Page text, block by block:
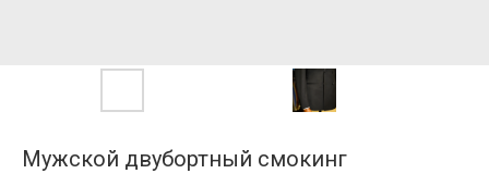
Мужской двубортный смокинг